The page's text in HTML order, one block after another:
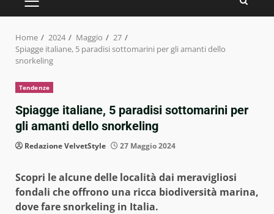
PRIMARY
MENU
Home 2024 Maggio
27
Spiagge italiane, 5 paradisi sottomarini per gli amanti dello
snorkeling
Tendenze
Spiagge italiane, 5 paradisi sottomarini per
gli amanti dello snorkeling
Redazione VelvetStyle 27 Maggio 2024
Scopri le alcune delle località dai meravigliosi
fondali che offrono una ricca biodiversità marina,
dove fare snorkeling in Italia.